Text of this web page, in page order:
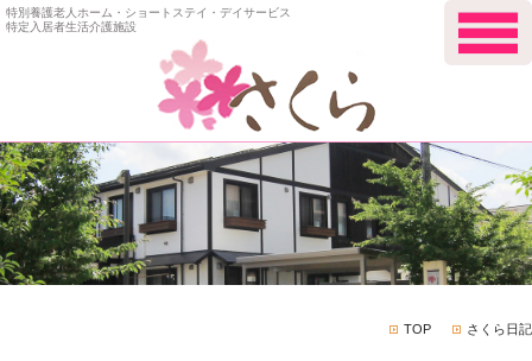
特別養護老人ホーム・ショートステイ・デイサービス
特定入居者生活介護施設
TOP さくら日記